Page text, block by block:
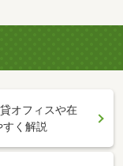
オフィスや在
く解説